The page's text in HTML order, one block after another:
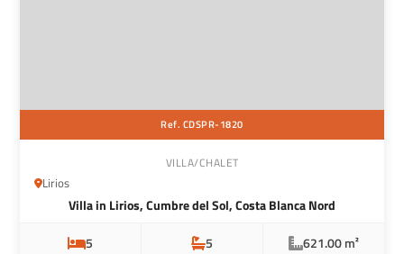
Ref. CDSPR-1820
VILLA/CHALET
Lirios
Villa in Lirios, Cumbre del Sol, Costa Blanca Nord
5
5 621.00 m²